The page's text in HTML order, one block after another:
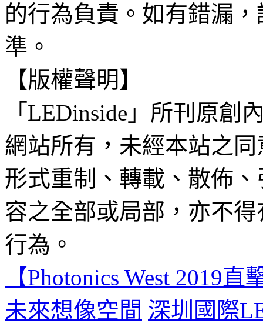
的行為負責。如有錯漏
準。
【版權聲明】
「LEDinside」所刊原創
網站所有，未經本站之
形式重制、轉載、散佈
容之全部或局部，亦不
行為。
【Photonics West 2019
未來想像空間 深圳國際